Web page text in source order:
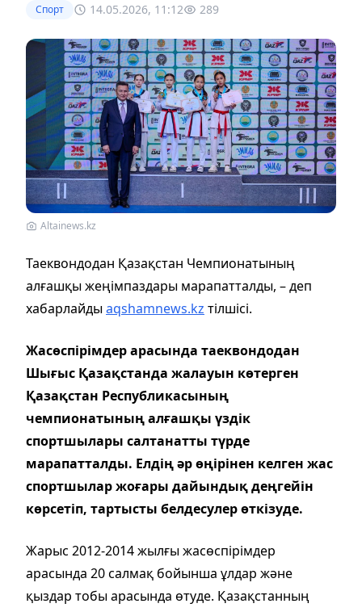
Спорт 14.05.2026, 11:12 289
Altainews.kz
Таеквондодан Қазақстан Чемпионатының
алғашқы жеңімпаздары марапатталды, – деп
хабарлайдыaqshamnews.kz тілшісі.
Жасөспірімдер арасында таеквондодан
Шығыс Қазақстанда жалауын көтерген
Қазақстан Республикасының
чемпионатының алғашқы үздік
спортшылары салтанатты түрде
марапатталды. Елдің әр өңірінен келген жас
спортшылар жоғары дайындық деңгейін
көрсетіп, тартысты белдесулер өткізуде.
Жарыс 2012-2014 жылғы жасөспірімдер
арасында 20 салмақ бойынша ұлдар және
қыздар тобы арасында өтуде. Қазақстанның